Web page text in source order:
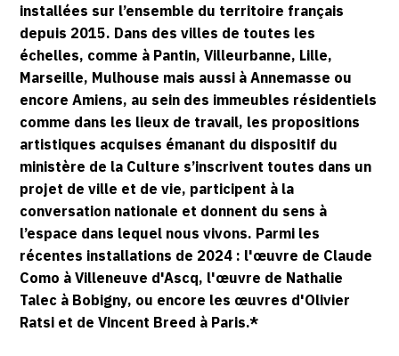
SUIVEZ-NOUS
INSTAGRAM
FACEBOOK
TWITTER
PINTEREST
installées sur l’ensemble du territoire français
depuis 2015. Dans des villes de toutes les
échelles, comme à Pantin, Villeurbanne, Lille,
Marseille, Mulhouse mais aussi à Annemasse ou
encore Amiens, au sein des immeubles résidentiels
comme dans les lieux de travail, les propositions
artistiques acquises émanant du dispositif du
ministère de la Culture s’inscrivent toutes dans un
projet de ville et de vie, participent à la
conversation nationale et donnent du sens à
l’espace dans lequel nous vivons. Parmi les
récentes installations de 2024 : l'œuvre de Claude
Como à Villeneuve d'Ascq, l'œuvre de Nathalie
Talec à Bobigny, ou encore les œuvres d'Olivier
Ratsi et de Vincent Breed à Paris.*